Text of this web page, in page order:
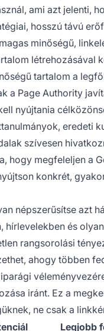
ami azt jelenti,
hosszú távú
minőségű,
létrehozásával
tartalom a
a Page Authority
nyújtania
eredeti
szívesen
hogy megfeleljen a
konkrét,
népszerűsítse azt
és
rangsorolási
ahogy többen
iránt. Ez a
ne csak a
Legjobb